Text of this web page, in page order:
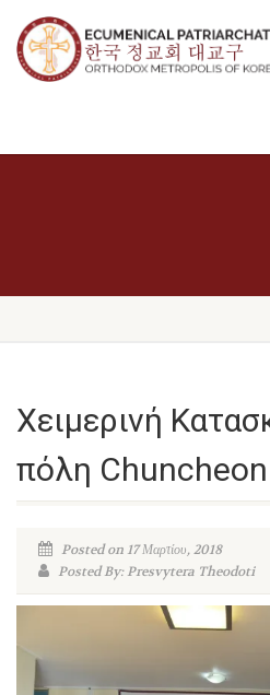
Χειμερινή
πόλη Chuncheon
Posted on 17 Μαρτίου, 2018
Posted By: Presvytera Theodoti